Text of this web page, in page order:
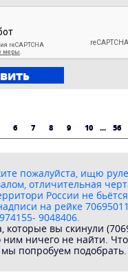
6 7 8 9 10 ... 56
пожалуйста, ищю
отличительная
России не
на рейке
9048406.
которые вы скинули
ним ничего не найти.
мы попробуем